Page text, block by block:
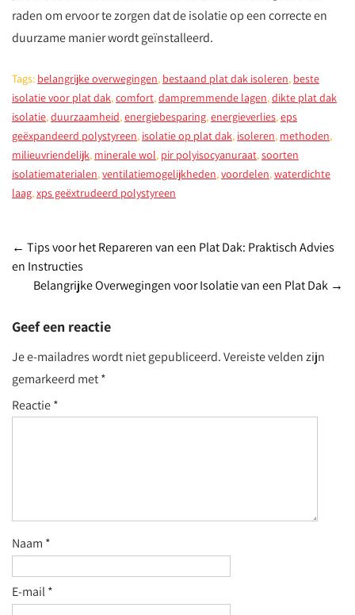
raden om ervoor te zorgen dat de isolatie op een correcte en
duurzame manier wordt geïnstalleerd.
Tags: belangrijke overwegingen, bestaand plat dak isoleren, beste
isolatie voor plat dak,comfort,dampremmende lagen,dikte plat dak
isolatie,duurzaamheid,energiebesparing,energieverlies,eps
geëxpandeerd polystyreen, isolatie op plat dak, isoleren, methoden,
milieuvriendelijk, minerale wol, pir polyisocyanuraat,soorten
isolatiematerialen,ventilatiemogelijkheden,voordelen,waterdichte
laag,xps geëxtrudeerd polystyreen
Post
navigation
← Tips voor het Repareren van een Plat Dak: Praktisch Advies
en Instructies
Belangrijke Overwegingen voor Isolatie van een Plat Dak →
Geef een reactie
Je e-mailadres wordt niet gepubliceerd.Vereiste velden zijn
gemarkeerd met*
Reactie*
Naam *
E-mail*